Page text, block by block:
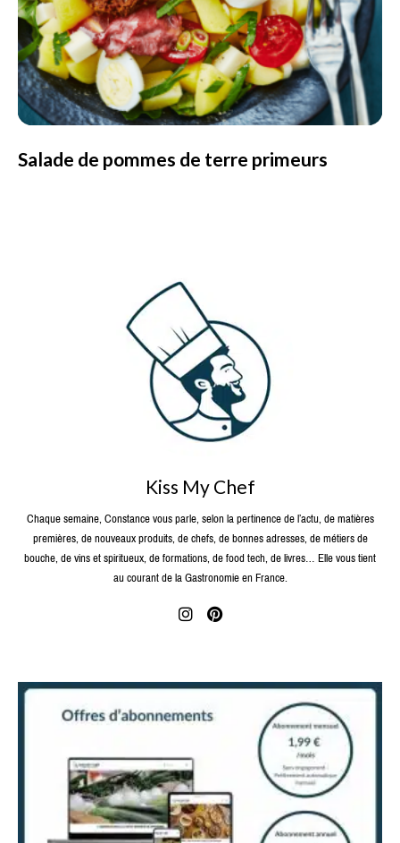
Salade de pommes de terre primeurs
Kiss My Chef
Chaque semaine, Constance vous parle, selon la pertinence de l’actu, de matières
premières, de nouveaux produits, de chefs, de bonnes adresses, de métiers de
bouche, de vins et spiritueux, de formations, de food tech, de livres… Elle vous tient
au courant de la Gastronomie en France.